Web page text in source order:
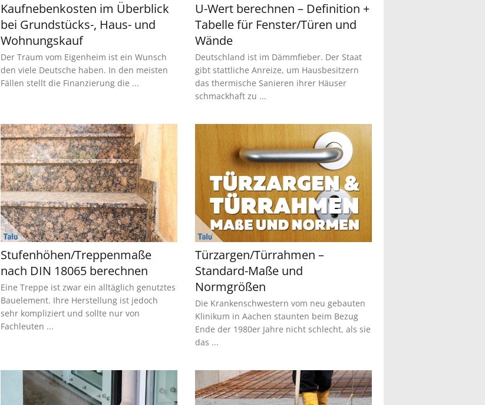
Kaufnebenkosten im Überblick
bei Grundstücks-, Haus- und
Wohnungskauf
Der Traum vom Eigenheim ist ein Wunsch
den viele Deutsche haben. In den meisten
Fällen stellt die Finanzierung die ...
U-Wert berechnen – Definition +
Tabelle für Fenster/Türen und
Wände
Deutschland ist im Dämmfieber. Der Staat
gibt stattliche Anreize, um Hausbesitzern
das thermische Sanieren ihrer Häuser
schmackhaft zu ...
Stufenhöhen/Treppenmaße
nach DIN 18065 berechnen
Eine Treppe ist zwar ein alltäglich genutztes
Bauelement. Ihre Herstellung ist jedoch
sehr kompliziert und sollte nur von
Fachleuten ...
Türzargen/Türrahmen –
Standard-Maße und
Normgrößen
Die Krankenschwestern vom neu gebauten
Klinikum in Aachen staunten beim Bezug
Ende der 1980er Jahre nicht schlecht, als sie
das ...